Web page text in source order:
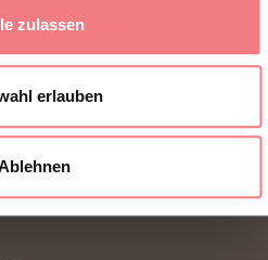
zulassen
erlauben
BELLUNESI